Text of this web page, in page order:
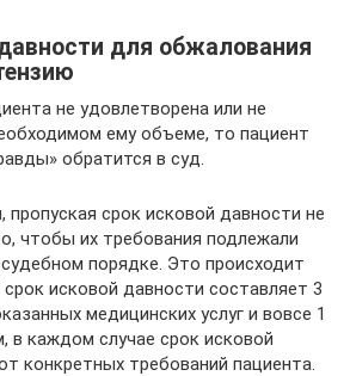
для обжалования
не удовлетворена или не
ему объеме, то пациент
обратится в суд.
пропуская срок исковой давности не
чтобы их требования подлежали
порядке. Это происходит
исковой давности составляет 3
медицинских услуг и вовсе 1
в каждом случае срок исковой
конкретных требований пациента.